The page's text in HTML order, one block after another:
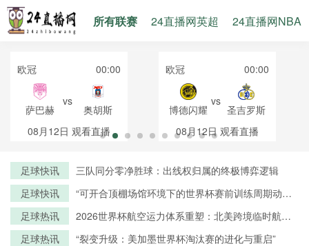
所有联赛 24直播网英超 24直播网NBA
欧冠 00:00
萨巴赫
vs
奥胡斯
08月12日 观看直播
欧冠 00:00
博德闪耀
vs
圣吉罗斯
08月12日 观看直播
足球快讯
三队同分零净胜球：出线权归属的终极博弈逻辑
足球快讯
“可开合顶棚场馆环境下的世界杯赛前训练周期动态
足球热讯
2026世界杯航空运力体系重塑：北美跨境临时航线
足球热讯 “裂变升级：美加墨世界杯淘汰赛的进化与重启”